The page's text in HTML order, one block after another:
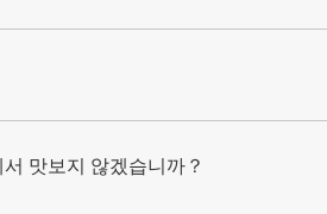
맛보지 않겠습니까？